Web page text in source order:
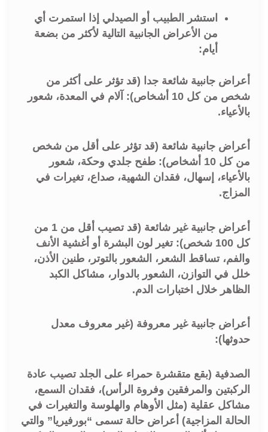
استشر الطبيب أو الصيدلي إذا استمرت أي
من الأعراض الجانبية التالية لأكثر من بضعة
أيام:
أعراض جانبية شائعة جدا (قد تؤثر على أكثر من
شخص من كل 10 أشخاص): آلام في المعدة، شعور
بالأعياء.
أعراض جانبية شائعة (قد تؤثر على أقل من شخص
من كل 10 أشخاص): طفح جلدي وحكة، شعور
بالأعياء، إسهال، فقدان الشهية، صداع، تغيرات في
المزاج.
أعراض جانبية غير شائعة (قد تصيب أقل من 1 من
كل 100 شخص): تغير لون البشرة أو أغشية الأنف
والفم، تساقط الشعر، الشعور بالتوتر، طنين الأذن،
خلل في التوازن، الشعور بالدوار، مشاكل الكبد
الظاهر خلال اختبارات الدم.
أعراض جانبية غير معروفة (غير معروف معدل
حدوثها):
الصدفية (بقع متقشرة حمراء على الجلد تصيب عادة
الركبتين والمرفقين وفروة الرأس)، فقدان السمع،
مشاكل عقلية (مثل الأوهام والهلوسة والتغيرات في
الحالة المزاجية) أعراض حالة تسمى “بورفيريا” والتي